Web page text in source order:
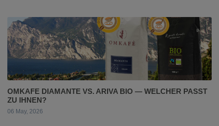
OMKAFE DIAMANTE VS. ARIVA BIO — WELCHER PASST
ZU IHNEN?
06 May, 2026